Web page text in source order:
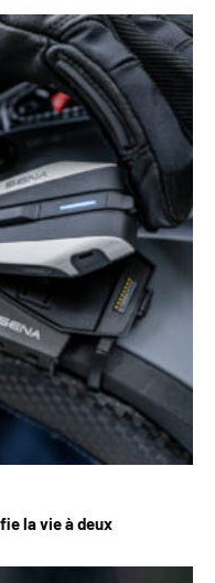
la vie à deux